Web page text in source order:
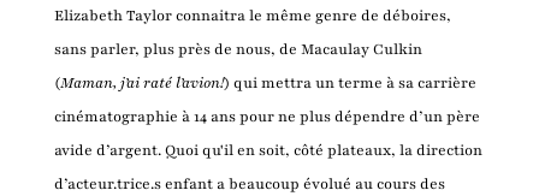
Elizabeth Taylor connaitra le même genre de déboires,
sans parler, plus près de nous, de Macaulay Culkin
(Maman, j’ai raté l’avion!) qui mettra un terme à sa carrière
cinématographie à 14 ans pour ne plus dépendre d’un père
avide d’argent. Quoi qu'il en soit, côté plateaux, la direction
d’acteur.trice.s enfant a beaucoup évolué au cours des